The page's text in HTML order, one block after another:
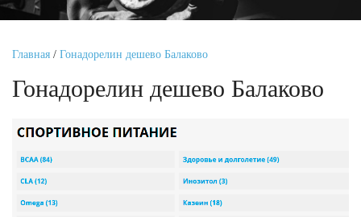
Главная / Гонадорелин дешево Балаково
Гонадорелин дешево Балаково